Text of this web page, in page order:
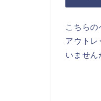
こちら
アウトレ
いません